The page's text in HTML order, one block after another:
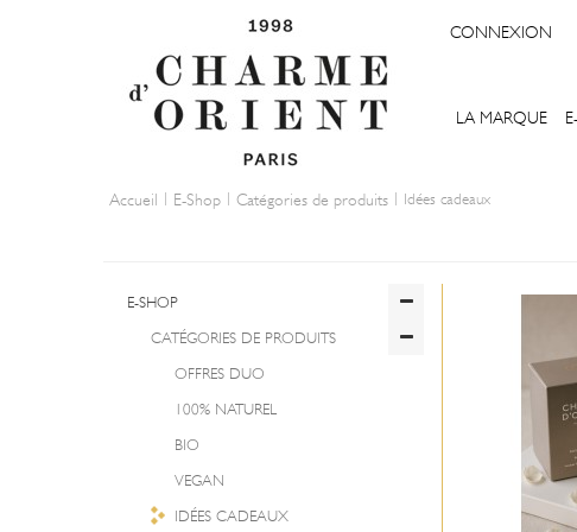
CONNEXION
LA MARQUE
Accueil | E-Shop | Catégories de produits | Idées cadeaux
E-SHOP
CATÉGORIES DE PRODUITS
OFFRES DUO
100% NATUREL
BIO
VEGAN
IDÉES CADEAUX